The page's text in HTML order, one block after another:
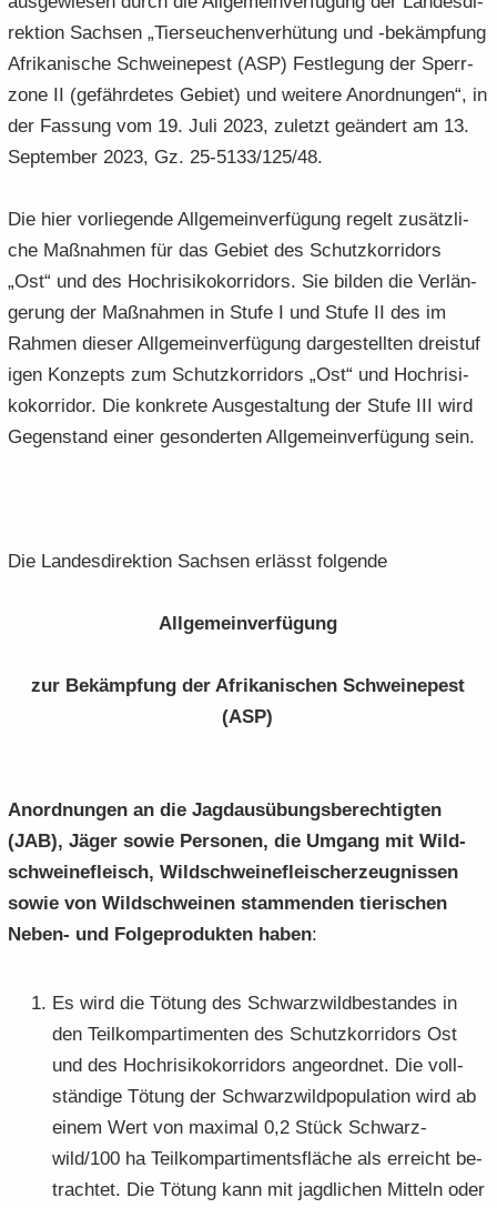
rek­ti­on Sach­sen „Tier­seu­chen­ver­hü­tung und -​bekämpfung
Afri­ka­ni­sche Schwei­ne­pest (ASP) Fest­le­gung der Sperr­
zo­ne II (ge­fähr­de­tes Ge­biet) und wei­te­re An­ord­nun­gen“, in
der Fas­sung vom 19. Juli 2023, zu­letzt ge­än­dert am 13.
Sep­tem­ber 2023, Gz. 25-5133/125/48.
Die hier vor­lie­gen­de All­ge­mein­ver­fü­gung re­gelt zu­sätz­li­
che Maß­nah­men für das Ge­biet des Schutz­kor­ri­dors
„Ost“ und des Hoch­ri­si­ko­kor­ri­dors. Sie bil­den die Ver­län­
ge­rung der Maß­nah­men in Stufe I und Stufe II des im
Rah­men die­ser All­ge­mein­ver­fü­gung dar­ge­stell­ten drei­stu­f
i­gen Kon­zepts zum Schutz­kor­ri­dors „Ost“ und Hoch­ri­si­
ko­kor­ri­dor. Die kon­kre­te Aus­ge­stal­tung der Stufe III wird
Ge­gen­stand einer ge­son­der­ten All­ge­mein­ver­fü­gung sein.
Die Lan­des­di­rek­ti­on Sach­sen er­lässt fol­gen­de
All­ge­mein­ver­fü­gung
zur Be­kämp­fung der Afri­ka­ni­schen Schwei­ne­pest
(ASP)
An­ord­nun­gen an die Jagd­aus­übungs­be­rech­tig­ten
(JAB), Jäger sowie Per­so­nen, die Um­gang mit Wild­
schwei­ne­fleisch, Wild­schwei­ne­flei­sch­er­zeug­nis­sen
sowie von Wild­schwei­nen stam­men­den tie­ri­schen
Neben-​ und Fol­ge­pro­duk­ten haben:
Es wird die Tö­tung des Schwarz­wild­be­stan­des in
den Teil­kom­par­ti­men­ten des Schutz­kor­ri­dors Ost
und des Hoch­ri­si­ko­kor­ri­dors an­ge­ord­net. Die voll­
stän­di­ge Tö­tung der Schwarz­wild­po­pu­la­ti­on wird ab
einem Wert von ma­xi­mal 0,2 Stück Schwarz­
wild/100 ha Teil­kom­par­ti­ments­flä­che als er­reicht be­
trach­tet. Die Tö­tung kann mit jagd­li­chen Mit­teln oder